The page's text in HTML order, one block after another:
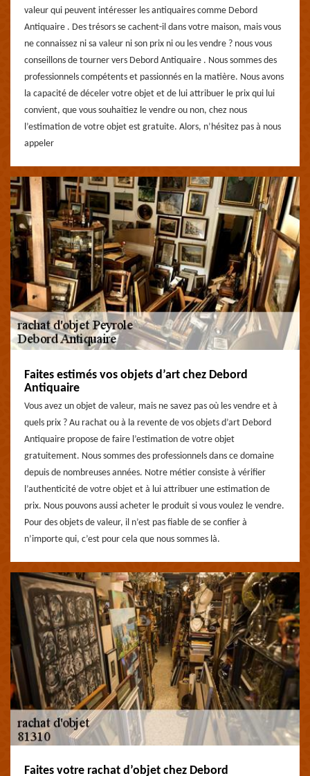
valeur qui peuvent intéresser les antiquaires comme Debord
Antiquaire . Des trésors se cachent-il dans votre maison, mais vous
ne connaissez ni sa valeur ni son prix ni ou les vendre ? nous vous
conseillons de tourner vers Debord Antiquaire . Nous sommes des
professionnels compétents et passionnés en la matière. Nous avons
la capacité de déceler votre objet et de lui attribuer le prix qui lui
convient, que vous souhaitiez le vendre ou non, chez nous
l’estimation de votre objet est gratuite. Alors, n’hésitez pas à nous
appeler
Faites estimés vos objets d’art chez Debord
Antiquaire
Vous avez un objet de valeur, mais ne savez pas où les vendre et à
quels prix ? Au rachat ou à la revente de vos objets d’art Debord
Antiquaire propose de faire l’estimation de votre objet
gratuitement. Nous sommes des professionnels dans ce domaine
depuis de nombreuses années. Notre métier consiste à vérifier
l’authenticité de votre objet et à lui attribuer une estimation de
prix. Nous pouvons aussi acheter le produit si vous voulez le vendre.
Pour des objets de valeur, il n’est pas fiable de se confier à
n’importe qui, c’est pour cela que nous sommes là.
Faites votre rachat d’objet chez Debord